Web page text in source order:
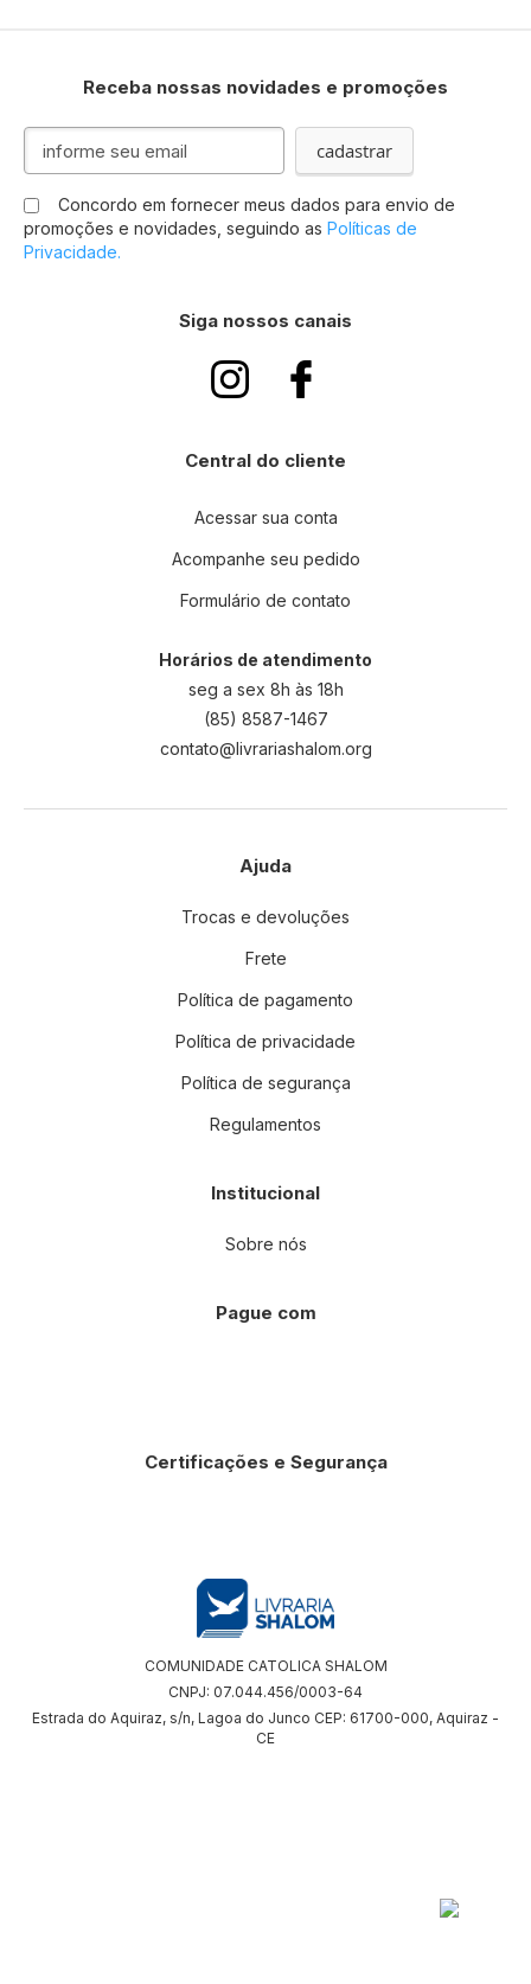
Receba nossas novidades e promoções
Inscreva-
nossa
Newsletter:
cadastrar
Concordo em fornecer meus dados para envio de
promoções e novidades, seguindo as Políticas de
Privacidade.
Siga nossos canais
Central do cliente
Acessar sua conta
Acompanhe seu pedido
Formulário de contato
Horários de atendimento
seg a sex 8h às 18h
(85) 8587-1467
contato@livrariashalom.org
Ajuda
Trocas e devoluções
Frete
Política de pagamento
Política de privacidade
Política de segurança
Regulamentos
Institucional
Sobre nós
Pague com
Certificações e Segurança
COMUNIDADE CATOLICA SHALOM
CNPJ: 07.044.456/0003-64
Estrada do Aquiraz, s/n, Lagoa do Junco CEP: 61700-000, Aquiraz -
CE